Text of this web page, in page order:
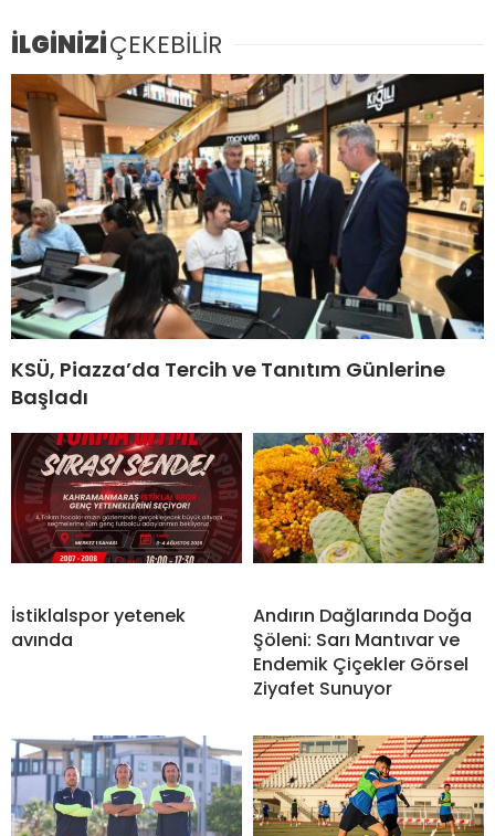
İLGİNİZİÇEKEBİLİR
KSÜ, Piazza’da Tercih ve Tanıtım Günlerine
Başladı
İstiklalspor yetenek
avında
Andırın Dağlarında Doğa
Şöleni: Sarı Mantıvar ve
Endemik Çiçekler Görsel
Ziyafet Sunuyor